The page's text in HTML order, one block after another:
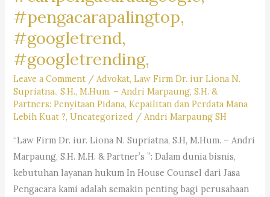
#pengacarapalingtop,
#googletrend,
#googletrending,
Leave a Comment /Advokat,Law Firm Dr. iur Liona N.
Supriatna., S.H., M.Hum. – Andri Marpaung, S.H. &
Partners: Penyitaan Pidana, Kepailitan dan Perdata Mana
Lebih Kuat ?,Uncategorized /Andri Marpaung SH
“Law Firm Dr. iur. Liona N. Supriatna, S.H, M.Hum. – Andri
Marpaung, S.H. M.H. & Partner’s ”: Dalam dunia bisnis,
kebutuhan layanan hukum In House Counsel dari Jasa
Pengacara kami adalah semakin penting bagi perusahaan